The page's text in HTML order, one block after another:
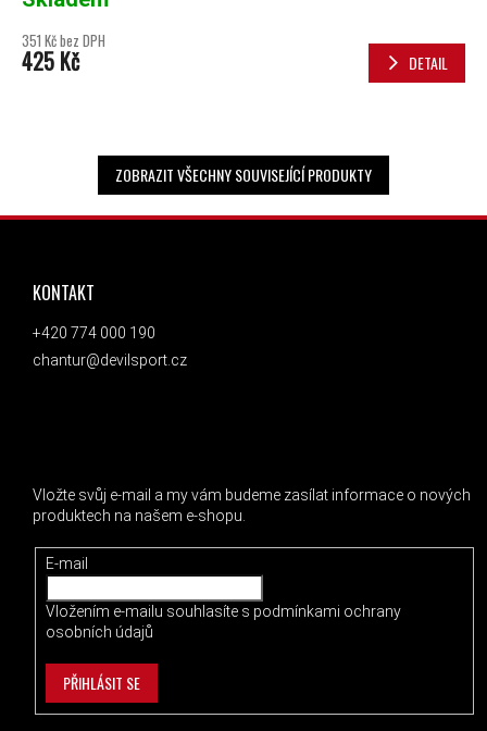
351 Kč bez DPH
425 Kč DETAIL
ZOBRAZIT VŠECHNY SOUVISEJÍCÍ PRODUKTY
ZÁPATÍ
KONTAKT
+420 774 000 190
chantur@devilsport.cz
Vložte svůj e-mail a my vám budeme zasílat informace o nových
produktech na našem e-shopu.
E-mail
Vložením e-mailu souhlasíte s podmínkami ochrany
osobních údajů
PŘIHLÁSIT SE